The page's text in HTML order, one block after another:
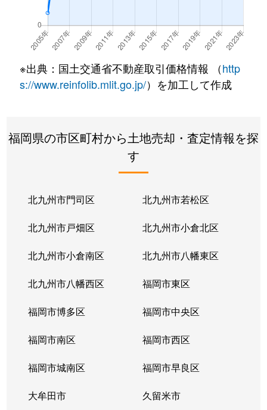
※出典：国土交通省不動産取引価格情報 （http
s://www.reinfolib.mlit.go.jp/）を加工して作成
福岡県の市区町村から土地売却・査定情報を探
す
北九州市門司区 北九州市若松区
北九州市戸畑区 北九州市小倉北区
北九州市小倉南区 北九州市八幡東区
北九州市八幡西区 福岡市東区
福岡市博多区 福岡市中央区
福岡市南区 福岡市西区
福岡市城南区 福岡市早良区
大牟田市 久留米市